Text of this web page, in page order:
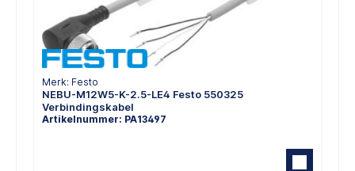
Merk: Festo
NEBU-M12W5-K-2.5-LE4 Festo 550325
Verbindingskabel
Artikelnummer: PA13497